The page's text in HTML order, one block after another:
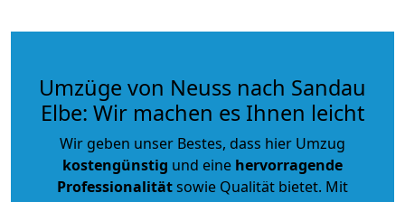
Umzüge von Neuss nach Sandau
Elbe: Wir machen es Ihnen leicht
Wir geben unser Bestes, dass hier Umzug
kostengünstig und eine hervorragende
Professionalitätsowie Qualität bietet. Mit